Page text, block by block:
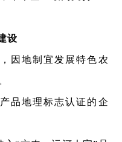
设
因地制宜发展特色农
品地理标志认证的企